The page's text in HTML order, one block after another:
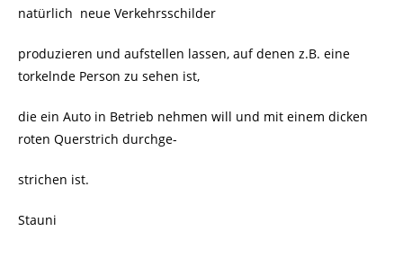
natürlich neue Verkehrsschilder
produzieren und aufstellen lassen, auf denen z.B. eine
torkelnde Person zu sehen ist,
die ein Auto in Betrieb nehmen will und mit einem dicken
roten Querstrich durchge-
strichen ist.
Stauni